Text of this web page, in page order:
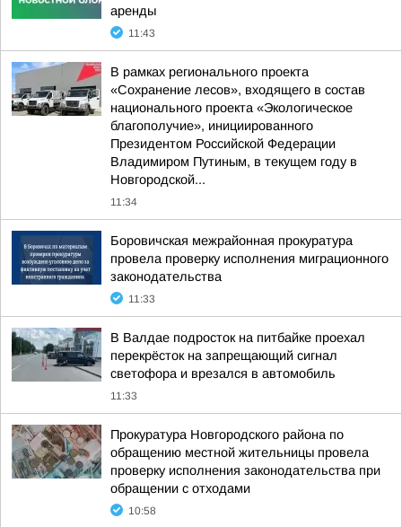
аренды
11:43
В рамках регионального проекта
«Сохранение лесов», входящего в состав
национального проекта «Экологическое
благополучие», инициированного
Президентом Российской Федерации
Владимиром Путиным, в текущем году в
Новгородской...
11:34
Боровичская межрайонная прокуратура
провела проверку исполнения миграционного
законодательства
11:33
В Валдае подросток на питбайке проехал
перекрёсток на запрещающий сигнал
светофора и врезался в автомобиль
11:33
Прокуратура Новгородского района по
обращению местной жительницы провела
проверку исполнения законодательства при
обращении с отходами
10:58